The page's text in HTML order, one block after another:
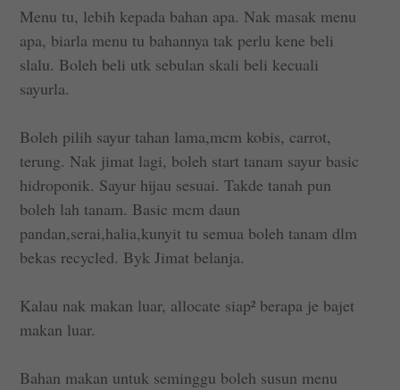
Menu tu, lebih kepada bahan apa. Nak masak menu
apa, biarla menu tu bahannya tak perlu kene beli
slalu. Boleh beli utk sebulan skali beli kecuali
sayurla.
Boleh pilih sayur tahan lama,mcm kobis, carrot,
terung. Nak jimat lagi, boleh start tanam sayur basic
hidroponik. Sayur hijau sesuai. Takde tanah pun
boleh lah tanam. Basic mcm daun
pandan,serai,halia,kunyit tu semua boleh tanam dlm
bekas recycled. Byk Jimat belanja.
Kalau nak makan luar, allocate siap² berapa je bajet
makan luar.
Bahan makan untuk seminggu boleh susun menu